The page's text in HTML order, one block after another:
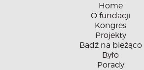
Home
O fundacji
Kongres
Projekty
Bądź na bieżąco
Było
Porady